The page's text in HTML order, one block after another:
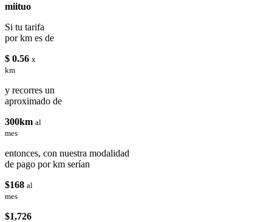
miituo
Si tu tarifa
por km es de
$ 0.56 x
km
y recorres un
aproximado de
300km al
mes
entonces, con nuestra modalidad
de pago por km serían
$168 al
mes
$1,726